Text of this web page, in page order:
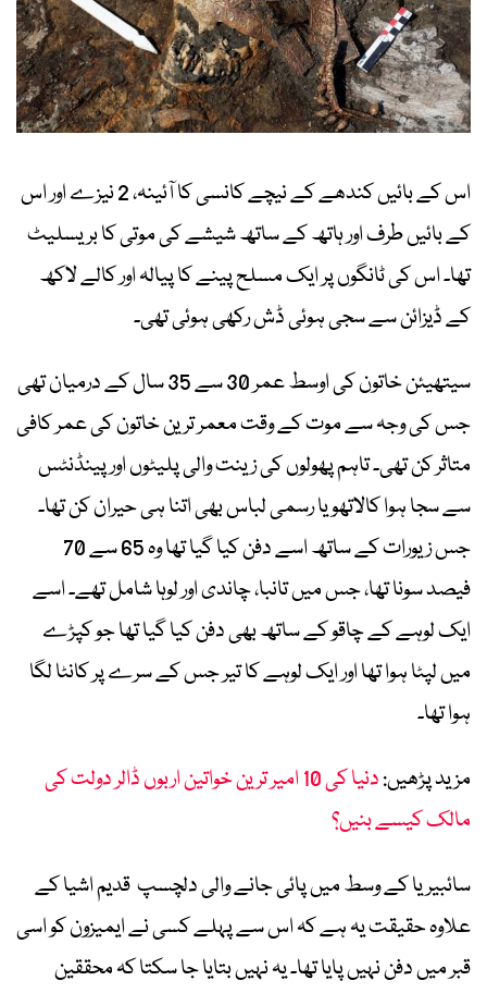
اس کے بائیں کندھے کے نیچے کانسی کا آئینہ، 2 نیزے اور اس
کے بائیں طرف اور ہاتھ کے ساتھ شیشے کی موتی کا بریسلیٹ
تھا۔ اس کی ٹانگوں پر ایک مسلح پینے کا پیالہ اور کالے لاکھ
کے ڈیزائن سے سجی ہوئی ڈش رکھی ہوئی تھی۔
سیتھیئن خاتون کی اوسط عمر 30 سے 35 سال کے درمیان تھی
جس کی وجہ سے موت کے وقت معمر ترین خاتون کی عمر کافی
متاثر کن تھی۔ تاہم پھولوں کی زینت والی پلیٹوں اور پینڈنٹس
سے سجا ہوا کالاتھو یا رسمی لباس بھی اتنا ہی حیران کن تھا۔
جس زیورات کے ساتھ اسے دفن کیا گیا تھا وہ 65 سے 70
فیصد سونا تھا، جس میں تانبا، چاندی اور لوہا شامل تھے۔ اسے
ایک لوہے کے چاقو کے ساتھ بھی دفن کیا گیا تھا جو کپڑے
میں لپٹا ہوا تھا اور ایک لوہے کا تیر جس کے سرے پر کانٹا لگا
ہوا تھا۔
مزید پڑھیں:
دنیا کی 10 امیر ترین خواتین اربوں ڈالر دولت کی
مالک کیسے بنیں؟
سائبیریا کے وسط میں پائی جانے والی دلچسپ قدیم اشیا کے
علاوہ حقیقت یہ ہے کہ اس سے پہلے کسی نے ایمیزون کو اسی
قبر میں دفن نہیں پایا تھا۔ یہ نہیں بتایا جا سکتا کہ محققین